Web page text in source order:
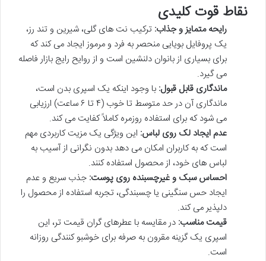
نقاط قوت کلیدی
رایحه متمایز و جذاب: ترکیب نت های گلی، شیرین و تند رز،
یک پروفایل بویایی منحصر به فرد و مرموز ایجاد می کند که
برای بسیاری از بانوان دلنشین است و از روایح رایج بازار فاصله
می گیرد.
ماندگاری قابل قبول: با وجود اینکه یک اسپری بدن است،
ماندگاری آن در حد متوسط تا خوب (۴ تا ۶ ساعت) ارزیابی
می شود که برای استفاده روزمره کاملاً کفایت می کند.
عدم ایجاد لک روی لباس: این ویژگی یک مزیت کاربردی مهم
است که به کاربران امکان می دهد بدون نگرانی از آسیب به
لباس های خود، از محصول استفاده کنند.
احساس سبک و غیرچسبنده روی پوست: جذب سریع و عدم
ایجاد حس سنگینی یا چسبندگی، تجربه استفاده از محصول را
دلپذیر می کند.
قیمت مناسب: در مقایسه با عطرهای گران قیمت تر، این
اسپری یک گزینه مقرون به صرفه برای خوشبو کنندگی روزانه
است.